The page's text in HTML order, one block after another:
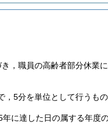
，職員の高齢者部分休業
5分を単位として行うもの
に達した日の属する年度